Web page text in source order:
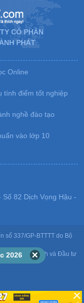
CỔ PHẦN
PHÁT
Online
tính điểm tốt nghiệp
nghề đào tạo
vào lớp 10
82 Dịch Vọng Hậu -
số 337/GP-BTTTT do Bộ
do Sở Kế hoạch và Đầu tư
2026